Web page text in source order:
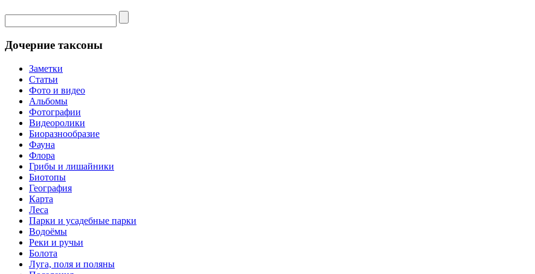
Дочерние таксоны
Заметки
Статьи
Фото и видео
Альбомы
Фотографии
Видеоролики
Биоразнообразие
Фауна
Флора
Грибы и лишайники
Биотопы
География
Карта
Леса
Парки и усадебные парки
Водоёмы
Реки и ручьи
Болота
Луга, поля и поляны